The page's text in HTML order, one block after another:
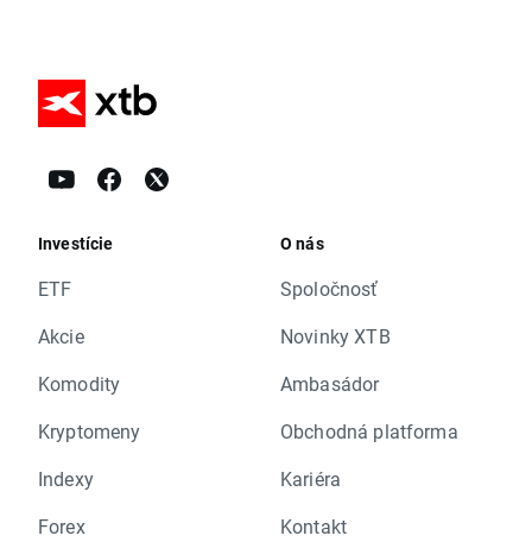
Investície
ETF
Akcie
Komodity
Kryptomeny
Indexy
Forex
O nás
Spoločnosť
Novinky XTB
Ambasádor
Obchodná platforma
Kariéra
Kontakt